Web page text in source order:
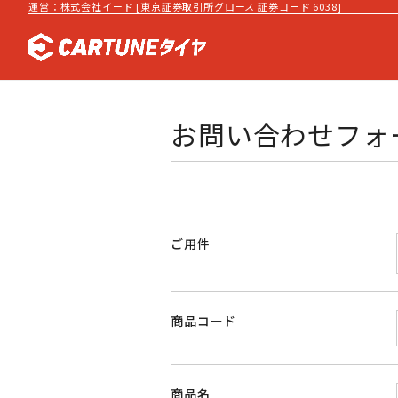
運営：株式会社イード [東京証券取引所グロース 証券コード 6038]
お問い合わせフォ
ご用件
商品コード
商品名